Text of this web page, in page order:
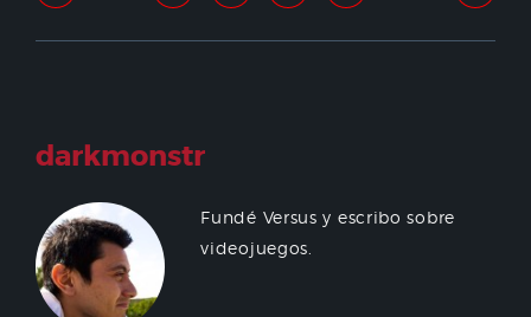
darkmonstr
Fundé Versus y escribo sobre
videojuegos.